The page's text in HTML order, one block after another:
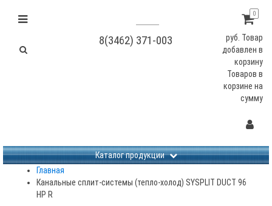
8(3462) 371-003
0
руб. Товар
добавлен в
корзину
Товаров в
корзине на
сумму
Не заданы изображения Каталог продукции
Главная
Канальные сплит-системы (тепло-холод) SYSPLIT DUCT 96
HP R